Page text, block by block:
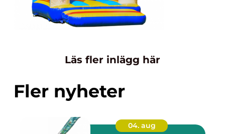
Läs fler inlägg här
Fler nyheter
04. aug